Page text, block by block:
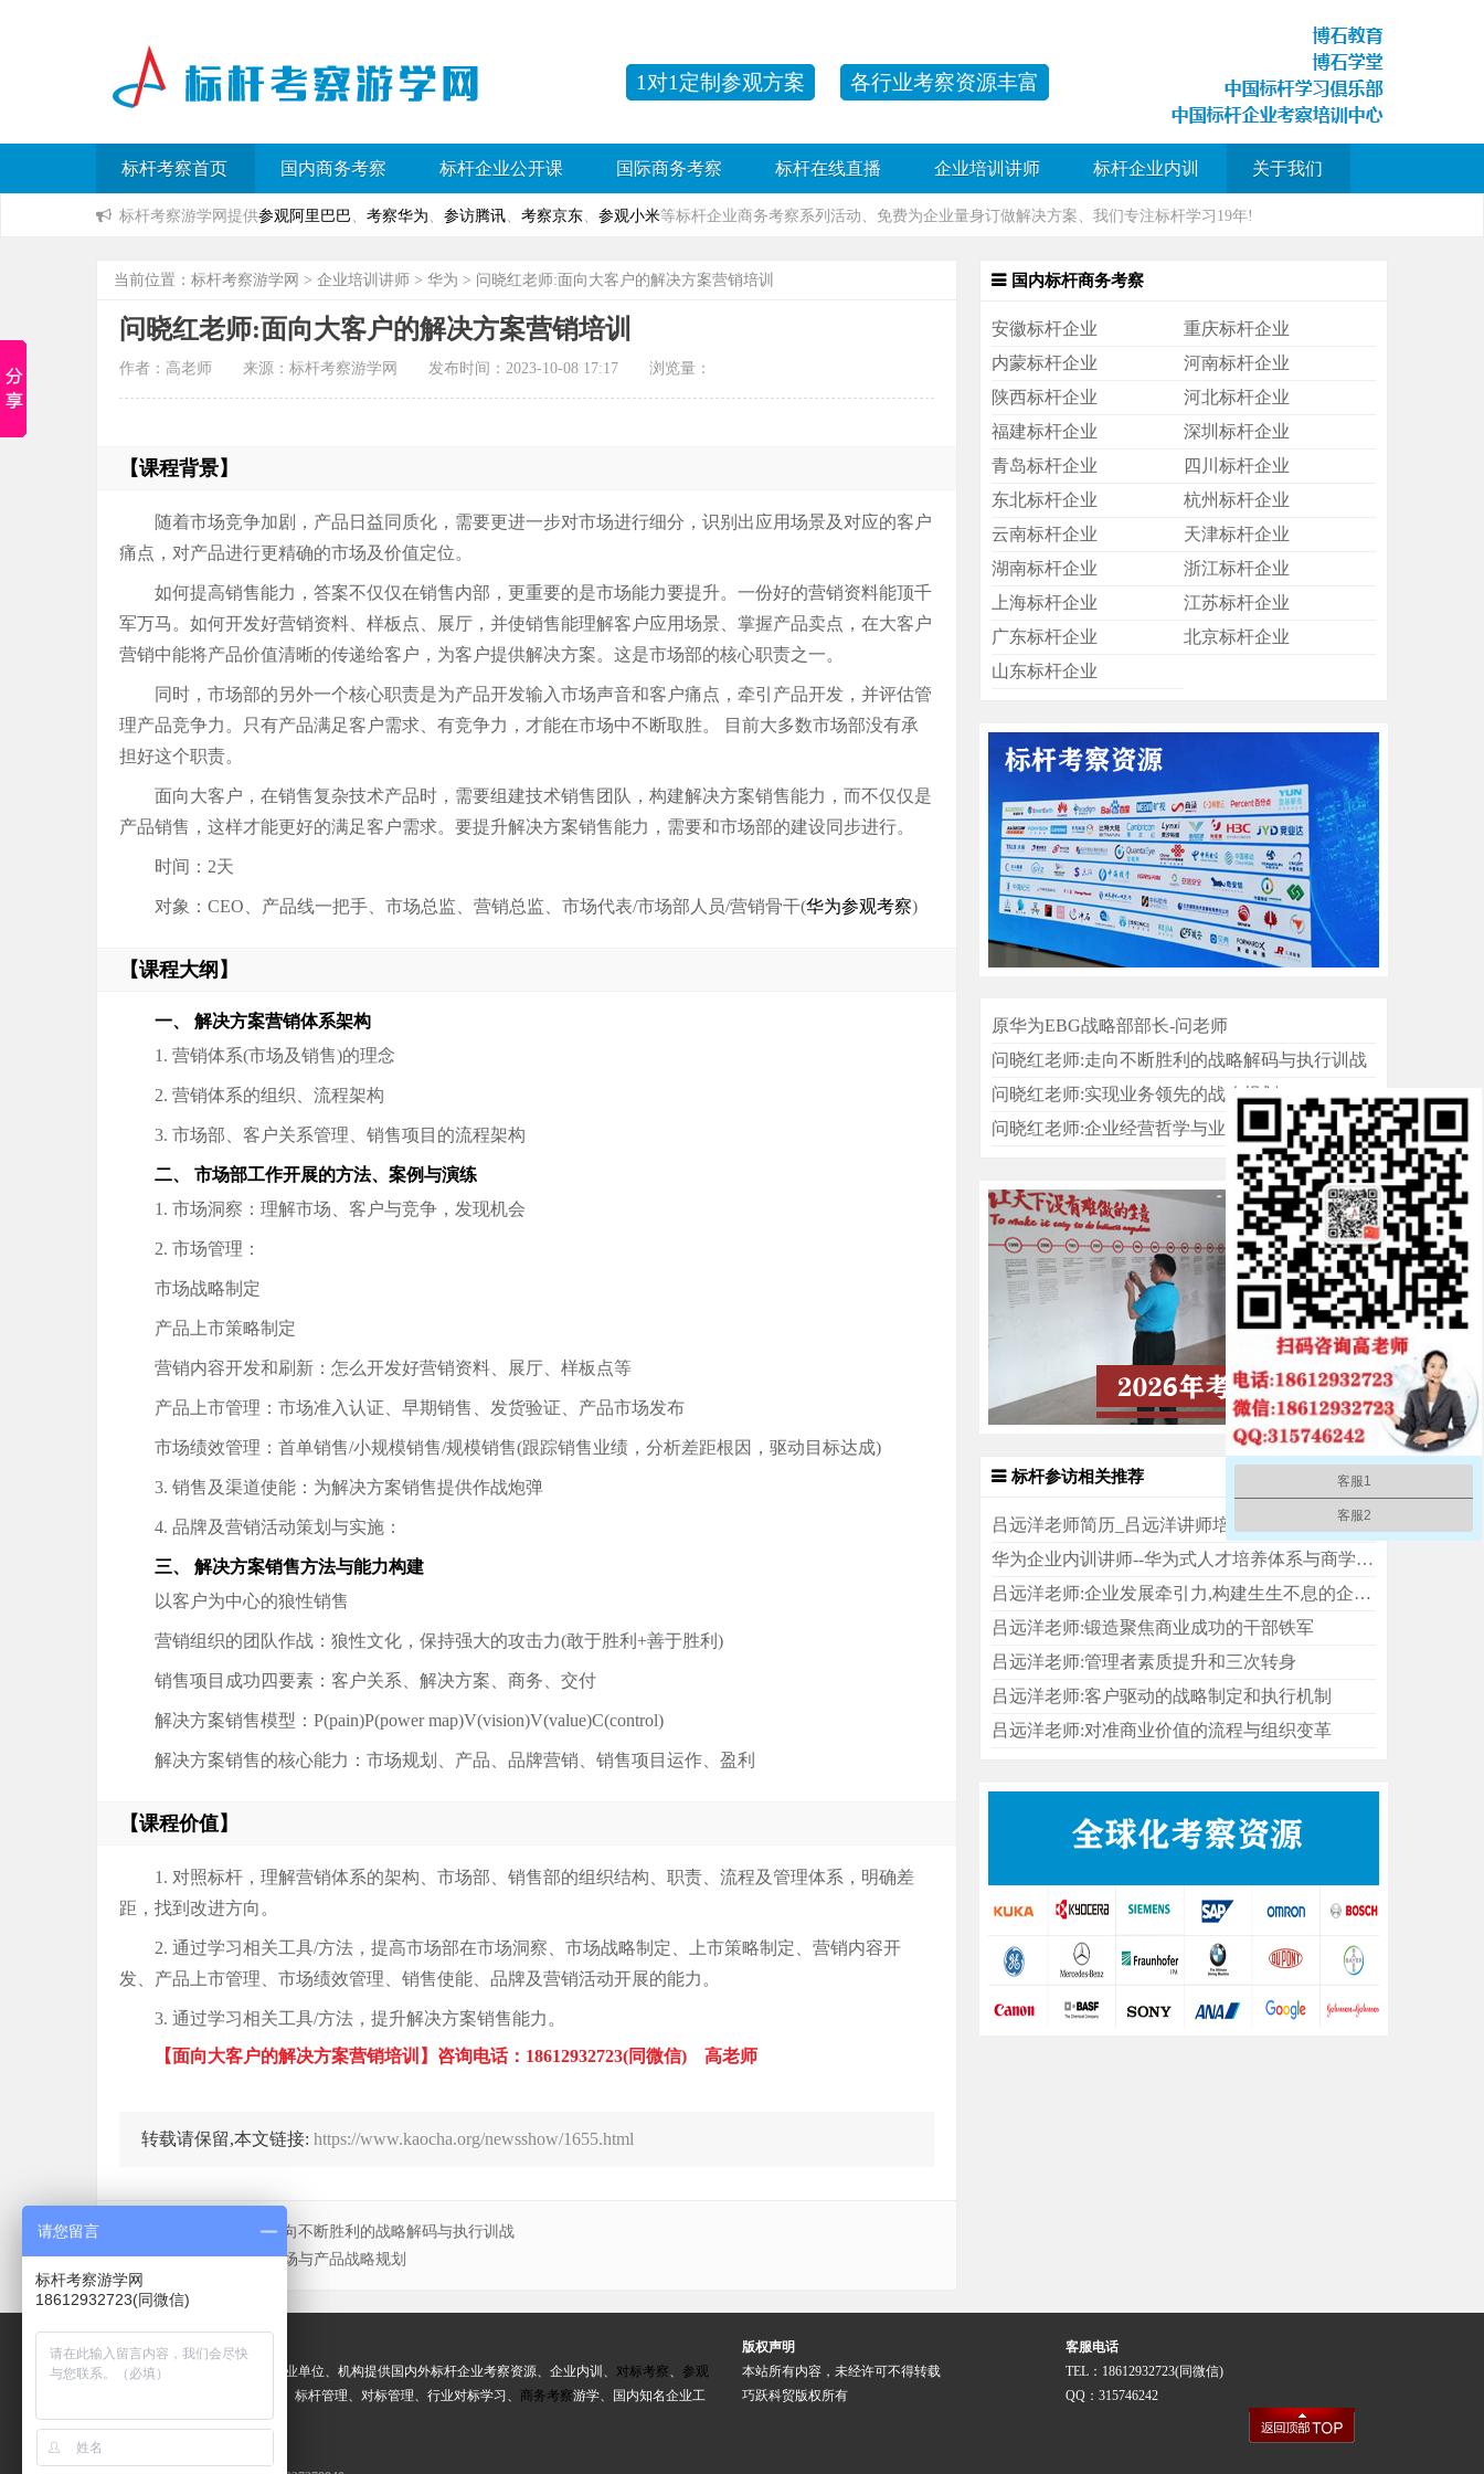
1对1定制参观方案 各行业考察资源丰富
标杆考察首页 国内商务考察 标杆企业公开课 国际商务考察 标杆在线直播 企业培训讲师 标杆企业内训 关于我们
标杆考察游学网提供参观阿里巴巴 考察华为 参访腾讯 考察京东 参观小米等标杆企业商务考察系列活动、免费为企业量身订做解决方案、我们专注标杆学习19年!
当前位置： 标杆考察游学网 > 企业培训讲师 > 华为 > 问晓红老师:面向大客户的解决方案营销培训
问晓红老师:面向大客户的解决方案营销培训
作者：高老师 来源：标杆考察游学网 发布时间：2023-10-08 17:17 浏览量：
【课程背景】
随着市场竞争加剧，产品日益同质化，需要更进一步对市场进行细分，识别出应用场景及对应的客户
痛点，对产品进行更精确的市场及价值定位。
如何提高销售能力，答案不仅仅在销售内部，更重要的是市场能力要提升。一份好的营销资料能顶千
军万马。如何开发好营销资料、样板点、展厅，并使销售能理解客户应用场景、掌握产品卖点，在大客户
营销中能将产品价值清晰的传递给客户，为客户提供解决方案。这是市场部的核心职责之一。
同时，市场部的另外一个核心职责是为产品开发输入市场声音和客户痛点，牵引产品开发，并评估管
理产品竞争力。只有产品满足客户需求、有竞争力，才能在市场中不断取胜。 目前大多数市场部没有承
担好这个职责。
面向大客户，在销售复杂技术产品时，需要组建技术销售团队，构建解决方案销售能力，而不仅仅是
产品销售，这样才能更好的满足客户需求。要提升解决方案销售能力，需要和市场部的建设同步进行。
时间：2天
对象：CEO、产品线一把手、市场总监、营销总监、市场代表/市场部人员/营销骨干(华为参观考察)
【课程大纲】
一、 解决方案营销体系架构
1. 营销体系(市场及销售)的理念
2. 营销体系的组织、流程架构
3. 市场部、客户关系管理、销售项目的流程架构
二、 市场部工作开展的方法、案例与演练
1. 市场洞察：理解市场、客户与竞争，发现机会
2. 市场管理：
市场战略制定
产品上市策略制定
营销内容开发和刷新：怎么开发好营销资料、展厅、样板点等
产品上市管理：市场准入认证、早期销售、发货验证、产品市场发布
市场绩效管理：首单销售/小规模销售/规模销售(跟踪销售业绩，分析差距根因，驱动目标达成)
3. 销售及渠道使能：为解决方案销售提供作战炮弹
4. 品牌及营销活动策划与实施：
三、 解决方案销售方法与能力构建
以客户为中心的狼性销售
营销组织的团队作战：狼性文化，保持强大的攻击力(敢于胜利+善于胜利)
销售项目成功四要素：客户关系、解决方案、商务、交付
解决方案销售模型：P(pain)P(power map)V(vision)V(value)C(control)
解决方案销售的核心能力：市场规划、产品、品牌营销、销售项目运作、盈利
【课程价值】
1. 对照标杆，理解营销体系的架构、市场部、销售部的组织结构、职责、流程及管理体系，明确差
距，找到改进方向。
2. 通过学习相关工具/方法，提高市场部在市场洞察、市场战略制定、上市策略制定、营销内容开
发、产品上市管理、市场绩效管理、销售使能、品牌及营销活动开展的能力。
3. 通过学习相关工具/方法，提升解决方案销售能力。
【面向大客户的解决方案营销培训】咨询电话：18612932723(同微信) 高老师
转载请保留,本文链接: https://www.kaocha.org/newsshow/1655.html
问晓红老师:走向不断胜利的战略解码与执行训战
下一篇：任传宏老师:市场与产品战略规划
国内标杆商务考察
安徽标杆企业
重庆标杆企业
内蒙标杆企业
河南标杆企业
陕西标杆企业
河北标杆企业
福建标杆企业
深圳标杆企业
青岛标杆企业
四川标杆企业
东北标杆企业
杭州标杆企业
云南标杆企业
天津标杆企业
湖南标杆企业
浙江标杆企业
上海标杆企业
江苏标杆企业
广东标杆企业
北京标杆企业
山东标杆企业
原华为EBG战略部部长-问老师
问晓红老师:走向不断胜利的战略解码与执行训战
问晓红老师:实现业务领先的战略规划
问晓红老师:企业经营哲学与业务思想
标杆参访相关推荐
吕远洋老师简历_吕远洋讲师培训课程介绍
华为企业内训讲师--华为式人才培养体系与商学院建设
吕远洋老师:企业发展牵引力,构建生生不息的企业文化落地机制
吕远洋老师:锻造聚焦商业成功的干部铁军
吕远洋老师:管理者素质提升和三次转身
吕远洋老师:客户驱动的战略制定和执行机制
吕远洋老师:对准商业价值的流程与组织变革
关于我们
标杆考察游学网
专业为企业和事业单位、机构提供国内外标杆企业考察资源、企业内训、 对标考察、 参观
、标杆学习、标杆管理、对标管理、行业对标学习、 商务考察游学、国内知名企业工
业游与考察交流活动。
版权声明
本站所有内容，未经许可不得转载
巧跃科贸版权所有
客服电话
TEL：18612932723(同微信)
QQ：315746242
客服1
客服2
请您留言
标杆考察游学网
18612932723(同微信)